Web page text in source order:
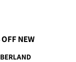
NEW